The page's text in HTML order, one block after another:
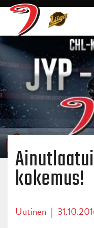
kokemus!
Uutinen |